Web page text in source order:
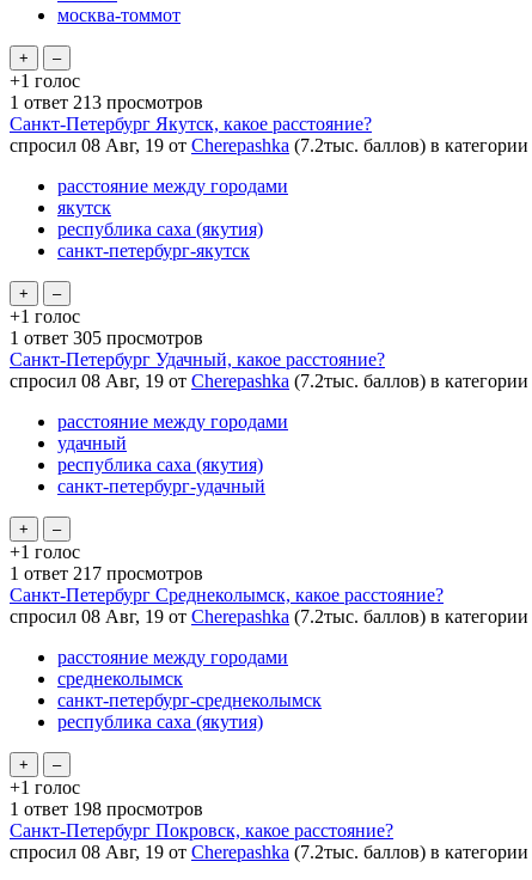
москва-томмот
+1 голос
1 ответ 213 просмотров
Санкт-Петербург Якутск, какое расстояние?
спросил 08 Авг, 19 от Cherepashka (7.2тыс. баллов) в категории
расстояние между городами
якутск
республика саха (якутия)
санкт-петербург-якутск
+1 голос
1 ответ 305 просмотров
Санкт-Петербург Удачный, какое расстояние?
спросил 08 Авг, 19 от Cherepashka (7.2тыс. баллов) в категории
расстояние между городами
удачный
республика саха (якутия)
санкт-петербург-удачный
+1 голос
1 ответ 217 просмотров
Санкт-Петербург Среднеколымск, какое расстояние?
спросил 08 Авг, 19 от Cherepashka (7.2тыс. баллов) в категории
расстояние между городами
среднеколымск
санкт-петербург-среднеколымск
республика саха (якутия)
+1 голос
1 ответ 198 просмотров
Санкт-Петербург Покровск, какое расстояние?
спросил 08 Авг, 19 от Cherepashka (7.2тыс. баллов) в категории